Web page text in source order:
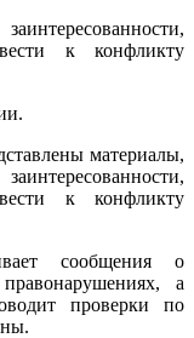
к конфликту
материалы,
к конфликту
сообщения о
а
проверки по